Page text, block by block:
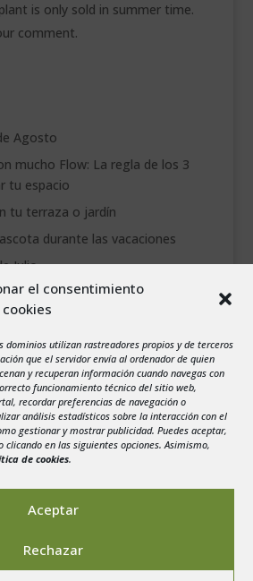
el consentimiento
dominios utilizan rastreadores propios y de terceros
que el servidor envía al ordenador de quien
y recuperan información cuando navegas con
funcionamiento técnico del sitio web,
recordar preferencias de navegación o
análisis estadísticos sobre la interacción con el
gestionar y mostrar publicidad. Puedes aceptar,
clicando en las siguientes opciones. Asimismo,
de cookies.
Aceptar
Rechazar
is only sold in summer time.
comment.
Agosto
mucho Flow: La regla de los 3
tu espacio
tu terraza o jardín
durante las vacaciones
Julio
agosto 2026
1
2
6 7 8
9
13 14 15
16
20 21 22
23
27